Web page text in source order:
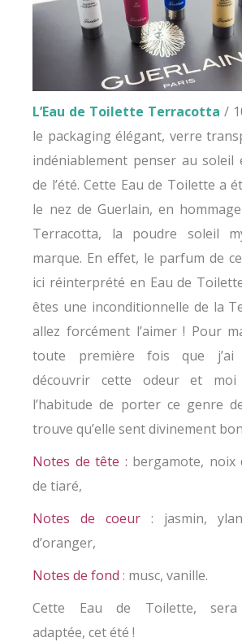
L’Eau de Toilette Terracotta /
le packaging élégant, verre
indéniablement penser au soleil
de l’été. Cette Eau de Toilette a
le nez de Guerlain, en
Terracotta, la poudre soleil
marque. En effet, le parfum de
ici réinterprété en Eau de
êtes une inconditionnelle de la
allez forcément l’aimer ! Pour
toute première fois que j’ai
découvrir cette odeur et
l’habitude de porter ce genre
trouve qu’elle sent divinement
Notes de tête : bergamote, noix
de tiaré,
Notes de coeur : jasmin,
d’oranger,
Notes de fond : musc, vanille.
Cette Eau de Toilette, sera
adaptée, cet été !